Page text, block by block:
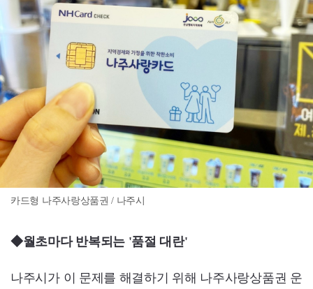
카드형 나주사랑상품권 / 나주시
◆월초마다 반복되는 '품절 대란'
나주시가 이 문제를 해결하기 위해 나주사랑상품권 운